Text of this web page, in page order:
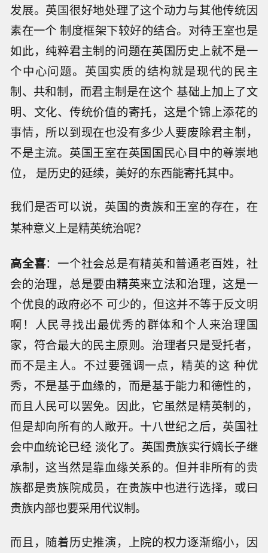
发展。英国很好地处理了这个动力与其他传统因
素在一个 制度框架下较好的结合。对待王室也是
如此，纯粹君主制的问题在英国历史上就不是一
个中心问题。英国实质的结构就是现代的民主
制、共和制，而君主制是在这个 基础上加上了文
明、文化、传统价值的寄托，这是个锦上添花的
事情，所以到现在也没有多少人要废除君主制，
不是主流。英国王室在英国国民心目中的尊崇地
位， 是历史的延续，美好的东西能寄托其中。
我们是否可以说，英国的贵族和王室的存在，在
某种意义上是精英统治呢？
高全喜：一个社会总是有精英和普通老百姓，社
会的治理，总是要由精英来立法和治理，这是一
个优良的政府必不 可少的，但这并不等于反文明
啊！人民寻找出最优秀的群体和个人来治理国
家，符合最大的民主原则。治理者只是受托者，
而不是主人。不过要强调一点，精英的这 种优
秀，不是基于血缘的，而是基于能力和德性的，
而且人民可以罢免。因此，它虽然是精英制的，
但是却向所有的人敞开。十八世纪之后，英国社
会中血统论已经 淡化了。英国贵族实行嫡长子继
承制，这当然是靠血缘关系的。但并非所有的贵
族都是贵族院成员，在贵族中也进行选择，或曰
贵族内部也要采用代议制。
而且，随着历史推演，上院的权力逐渐缩小，因